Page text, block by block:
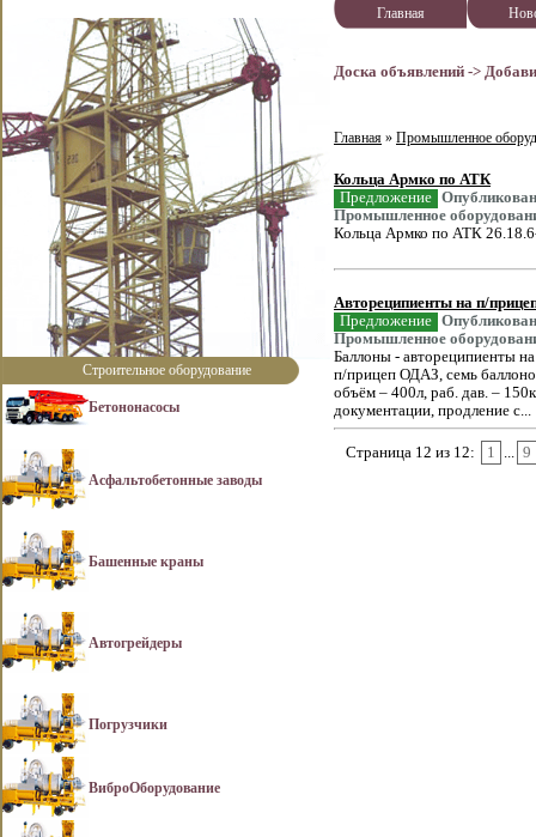
Строительное оборудование
Бетононасосы
Асфальтобетонные заводы
Башенные краны
Автогрейдеры
Погрузчики
ВиброОборудование
Главная
Доска объявлений ->
Главная » Промышленное
Кольца Армко по АТК
Предложение
Промышленное
Кольца Армко по АТК
Автореципиенты на п/
Предложение
Промышленное
Баллоны - автореципиенты
п/прицеп ОДАЗ, семь
объём – 400л, раб. дав. –
документации, продление с...
Страница 12 из 12: 1 ... 9